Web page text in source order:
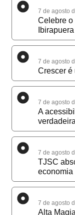
7 de agosto
Celebre o
Ibirapuera
7 de agosto
Crescer é
7 de agosto
A
7 de agosto
TJSC
economia
7 de agosto
Alta